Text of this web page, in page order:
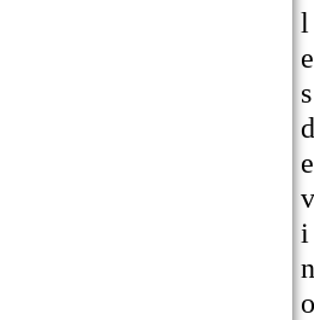
l
e
s
d
e
v
i
n
o